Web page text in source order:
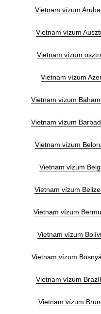
Vietnam vízum
Vietnam vízum
Vietnam vízum
Vietnam vízum
Vietnam vízum
Vietnam vízum
Vietnam vízum
Vietnam vízum
Vietnam vízum
Vietnam vízum
Vietnam vízum
Vietnam vízum
Vietnam vízum
Vietnam vízum